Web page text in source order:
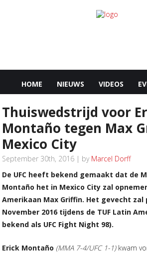
HOME NIEUWS VIDEOS
Thuiswedstrijd voor
Montaño tegen Max
Mexico City
September 30th, 2016 | by Marcel Dorff
De UFC heeft bekend gemaakt dat de
Montaño het in Mexico City zal
Amerikaan Max Griffin. Het gevecht zal
November 2016 tijdens de TUF Latin
bekend als UFC Fight Night 98).
Erick Montaño (MMA 7-4/UFC 1-1)kwam